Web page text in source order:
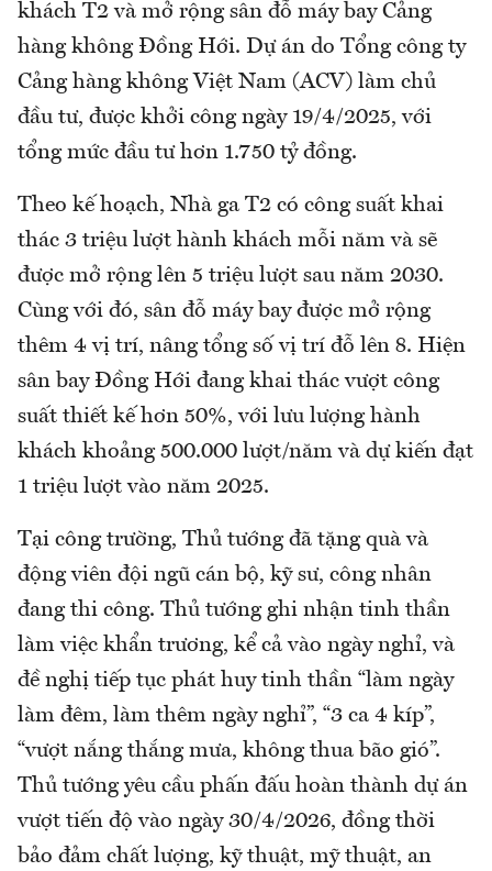
khách T2 và mở rộng sân đỗ máy bay Cảng
hàng không Đồng Hới. Dự án do Tổng công ty
Cảng hàng không Việt Nam (ACV) làm chủ
đầu tư, được khởi công ngày 19/4/2025, với
tổng mức đầu tư hơn 1.750 tỷ đồng.
Theo kế hoạch, Nhà ga T2 có công suất khai
thác 3 triệu lượt hành khách mỗi năm và sẽ
được mở rộng lên 5 triệu lượt sau năm 2030.
Cùng với đó, sân đỗ máy bay được mở rộng
thêm 4 vị trí, nâng tổng số vị trí đỗ lên 8. Hiện
sân bay Đồng Hới đang khai thác vượt công
suất thiết kế hơn 50%, với lưu lượng hành
khách khoảng 500.000 lượt/năm và dự kiến đạt
1 triệu lượt vào năm 2025.
Tại công trường, Thủ tướng đã tặng quà và
động viên đội ngũ cán bộ, kỹ sư, công nhân
đang thi công. Thủ tướng ghi nhận tinh thần
làm việc khẩn trương, kể cả vào ngày nghỉ, và
đề nghị tiếp tục phát huy tinh thần “làm ngày
làm đêm, làm thêm ngày nghỉ”, “3 ca 4 kíp”,
“vượt nắng thắng mưa, không thua bão gió”.
Thủ tướng yêu cầu phấn đấu hoàn thành dự án
vượt tiến độ vào ngày 30/4/2026, đồng thời
bảo đảm chất lượng, kỹ thuật, mỹ thuật, an